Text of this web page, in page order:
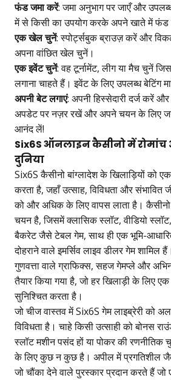
फंड जमा करें: जमा अनुभाग पर जाएँ और उपलब्ध
में से किसी का उपयोग करके अपने खाते में फंड
एक खेल चुनें: स्पोर्ट्सबुक ब्राउज़ करें और
अपना वांछित खेल चुनें।
एक इवेंट चुनें: वह टूर्नामेंट, लीग या मैच चुनें
लगाना चाहते हैं। इवेंट के लिए उपलब्ध बेटिंग
अपनी बेट लगाएं: अपनी हिस्सेदारी दर्ज करें
अपडेट पर नज़र रखें और अपने चयन के लिए
आनंद लें!
Six6S ऑनलाइन कैसीनो में रोमांच
दुनिया
Six6S कैसीनो बांग्लादेश के खिलाड़ियों को
करता है, जहाँ उत्साह, विविधता और संभावित
को और अधिक के लिए वापस लाता है।
चयन है, जिसमें क्लासिक स्लॉट, वीडियो
बैकरेट जैसे टेबल गेम, साथ ही एक भूमि-
दोहराने वाले इमर्सिव लाइव डीलर गेम शामिल
गुणवत्ता वाले ग्राफिक्स, सहज गेमप्ले और
तैयार किया गया है, जो हर खिलाड़ी के लिए
सुनिश्चित करता है।
जो चीज वास्तव में Six6S गेम लाइब्रेरी को
विविधता है। चाहे किसी उत्साही को बोनस
स्लॉट मशीन पसंद हों या पोकर की रणनीतिक
के लिए कुछ न कुछ है। अपील में प्रगतिशील
जो चौंका देने वाले पुरस्कार प्रदान करते हैं जो